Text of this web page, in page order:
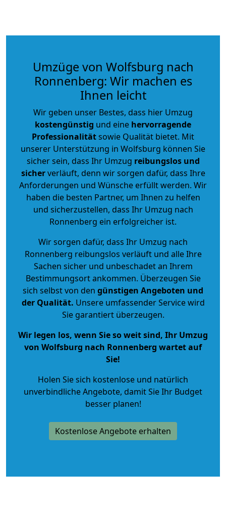
Umzüge von Wolfsburg nach
Ronnenberg: Wir machen es
Ihnen leicht
Wir geben unser Bestes, dass hier Umzug
kostengünstig und eine hervorragende
Professionalitätsowie Qualität bietet. Mit
unserer Unterstützung in Wolfsburg können Sie
sicher sein, dass Ihr Umzug reibungslos und
sicherverläuft, denn wir sorgen dafür, dass Ihre
Anforderungen und Wünsche erfüllt werden. Wir
haben die besten Partner, um Ihnen zu helfen
und sicherzustellen, dass Ihr Umzug nach
Ronnenberg ein erfolgreicher ist.
Wir sorgen dafür, dass Ihr Umzug nach
Ronnenberg reibungslos verläuft und alle Ihre
Sachen sicher und unbeschadet an Ihrem
Bestimmungsort ankommen. Überzeugen Sie
sich selbst von den günstigen Angeboten und
der Qualität. Unsere umfassender Service wird
Sie garantiert überzeugen.
Wir legen los, wenn Sie so weit sind, Ihr Umzug
von Wolfsburg nach Ronnenberg wartet auf
Sie!
Holen Sie sich kostenlose und natürlich
unverbindliche Angebote, damit Sie Ihr Budget
besser planen!
Kostenlose Angebote erhalten